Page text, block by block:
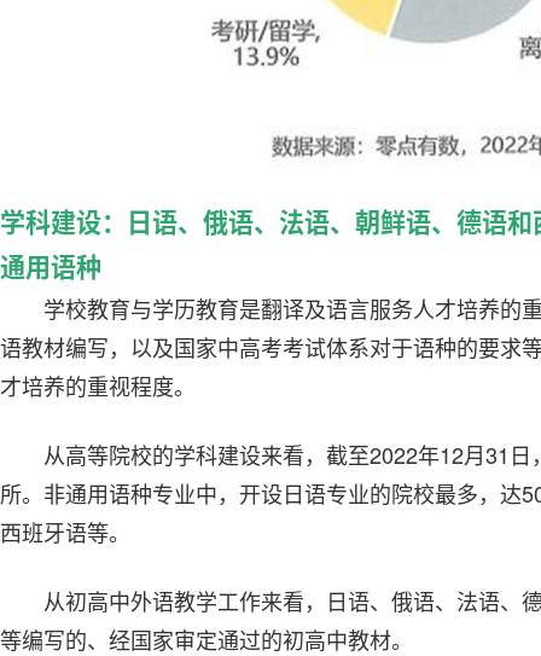
学科建设：日语、俄语、法语、朝鲜语、德语
通用语种
学校教育与学历教育是翻译及语言服务人才培养的
语教材编写，以及国家中高考考试体系对于语种的要求
才培养的重视程度。
从高等院校的学科建设来看，截至2022年12月31
所。非通用语种专业中，开设日语专业的院校最多，达
西班牙语等。
从初高中外语教学工作来看，日语、俄语、法语、
等编写的、经国家审定通过的初高中教材。